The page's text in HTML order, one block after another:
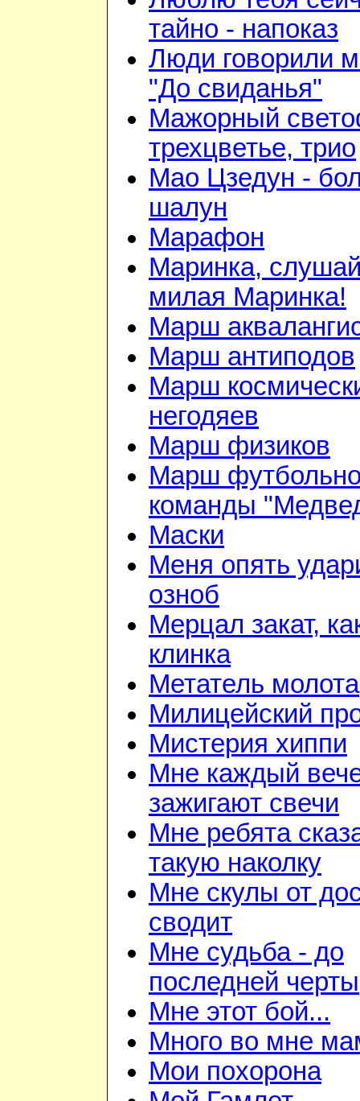
тайно - напоказ
Люди говорили
"До свиданья"
Мажорный
трехцветье, трио
Мао Цзедун -
шалун
Марафон
Маринка,
милая Маринка!
Марш
Марш антиподов
Марш
негодяев
Марш физиков
Марш
команды
Маски
Меня опять
озноб
Мерцал закат,
клинка
Метатель молота
Милицейский
Мистерия хиппи
Мне каждый
зажигают свечи
Мне ребята
такую наколку
Мне скулы от
сводит
Мне судьба - до
последней черты
Мне этот бой...
Много во мне
Мои похорона